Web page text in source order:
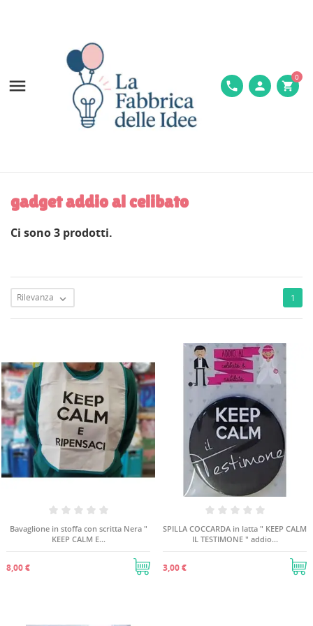
 phone person shopping_cart
0
gadget addio al celibato
Ci sono 3 prodotti.
Rilevanza  1
Bavaglione in stoffa con scritta Nera "
KEEP CALM E...
8,00 €
SPILLA COCCARDA in latta " KEEP CALM
IL TESTIMONE " addio...
3,00 €